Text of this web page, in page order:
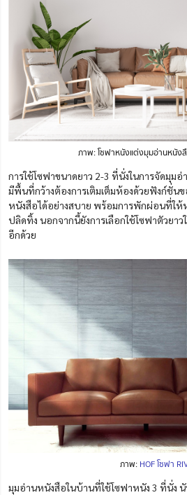
ภาพ: โซฟาหนังแต่งมุมอ่านหนัง
การใช้โซฟาขนาดยาว 2-3 ที่นั่งในการจัดมุม
มีพื้นที่กว้างต้องการเติมเต็มห้องด้วยฟังก์ชั่น
หนังสือได้อย่างสบาย พร้อมการพักผ่อนที่ให้
ปลิดทิ้ง นอกจากนี้ยังการเลือกใช้โซฟาตัวยา
อีกด้วย
ภาพ: HOF โซฟา
มุมอ่านหนังสือในบ้านที่ใช้โซฟาหนัง 3 ที่นั่ง